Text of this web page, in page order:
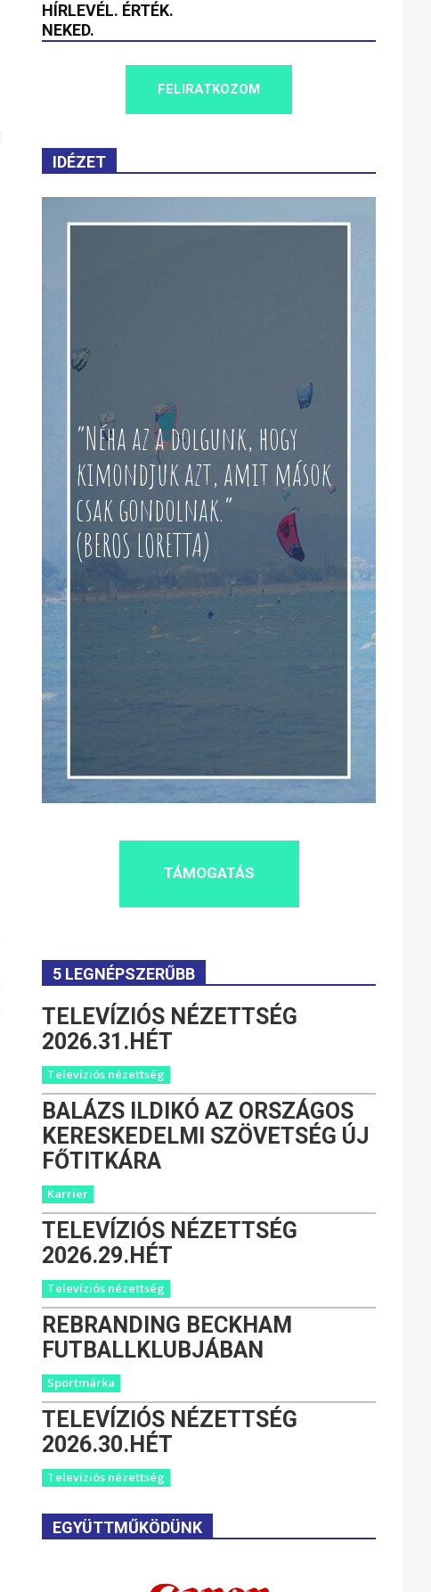
HÍRLEVÉL. ÉRTÉK.
NEKED.
FELIRATKOZOM
IDÉZET
“Néha az a dolgunk, hogy
kimondjuk azt, amit mások
csak gondolnak.”
(BEROS LORETTA)
TÁMOGATÁS
5 LEGNÉPSZERŰBB
TELEVÍZIÓS NÉZETTSÉG
2026.31.HÉT
Televíziós nézettség
BALÁZS ILDIKÓ AZ ORSZÁGOS
KERESKEDELMI SZÖVETSÉG ÚJ
FŐTITKÁRA
Karrier
TELEVÍZIÓS NÉZETTSÉG
2026.29.HÉT
Televíziós nézettség
REBRANDING BECKHAM
FUTBALLKLUBJÁBAN
Sportmárka
TELEVÍZIÓS NÉZETTSÉG
2026.30.HÉT
Televíziós nézettség
EGYÜTTMŰKÖDÜNK